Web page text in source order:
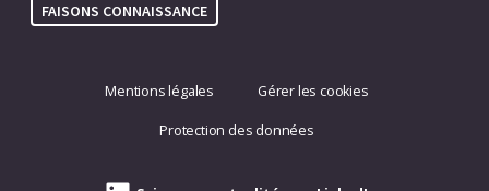
FAISONS CONNAISSANCE
Mentions légales Gérer les cookies
Protection des données